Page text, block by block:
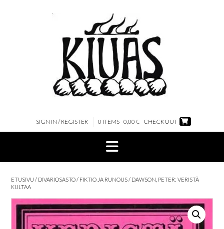
SIGN IN / REGISTER 0 ITEMS - 0,00 € CHECKOUT
ETUSIVU / DIVARIOSASTO/ FIKTIO JA RUNOUS/ DAWSON, PETER: VERISTÄ
KULTAA